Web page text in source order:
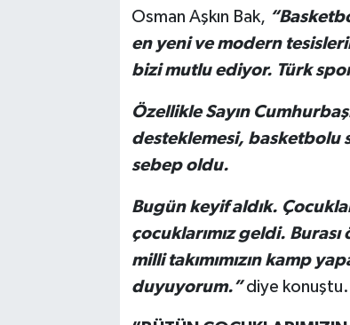
Osman Aşkın Bak,
en yeni ve modern
bizi mutlu ediyor. Türk
Özellikle Sayın
desteklemesi, basketbolu
sebep oldu.
Bugün keyif aldık.
çocuklarımız geldi.
milli takımımızın kamp
duyuyorum.”diye konuştu.